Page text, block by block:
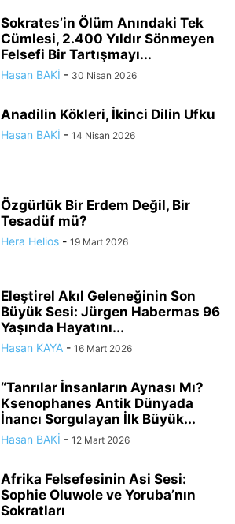
Sokrates’in Ölüm Anındaki Tek
Cümlesi, 2.400 Yıldır Sönmeyen
Felsefi Bir Tartışmayı...
Hasan BAKİ - 30 Nisan 2026
Anadilin Kökleri, İkinci Dilin Ufku
Hasan BAKİ - 14 Nisan 2026
Özgürlük Bir Erdem Değil, Bir
Tesadüf mü?
Hera Helios - 19 Mart 2026
Eleştirel Akıl Geleneğinin Son
Büyük Sesi: Jürgen Habermas 96
Yaşında Hayatını...
Hasan KAYA - 16 Mart 2026
“Tanrılar İnsanların Aynası Mı?
Ksenophanes Antik Dünyada
İnancı Sorgulayan İlk Büyük...
Hasan BAKİ - 12 Mart 2026
Afrika Felsefesinin Asi Sesi:
Sophie Oluwole ve Yoruba’nın
Sokratları